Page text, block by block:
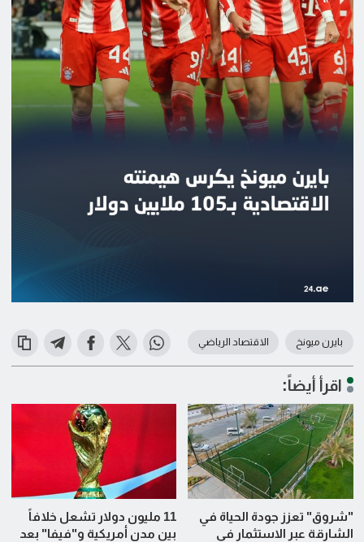
بايرن ميونخ الاقتصاد الرياضي
اقرأ أيضاً:
"شروق" تعزز جودة الحياة في
الشارقة عبر الاستثمار في
11 مليون دولار تشعل خلافاً
بين مدن أمريكية و"فيفا" بعد